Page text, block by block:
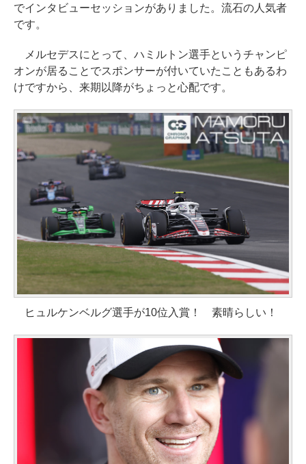
でインタビューセッションがありました。流石の人気者
です。
メルセデスにとって、ハミルトン選手というチャンピ
オンが居ることでスポンサーが付いていたこともあるわ
けですから、来期以降がちょっと心配です。
ヒュルケンベルグ選手が10位入賞！ 素晴らしい！